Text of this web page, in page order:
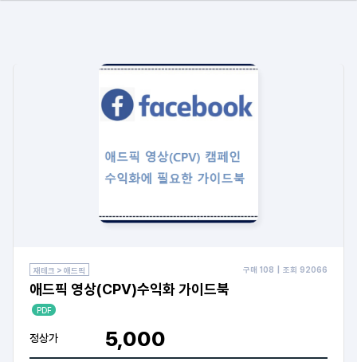
재테크 > 애드픽 구매 108 | 조회 92066
애드픽 영상(CPV)수익화 가이드북
PDF
정상가 5,000